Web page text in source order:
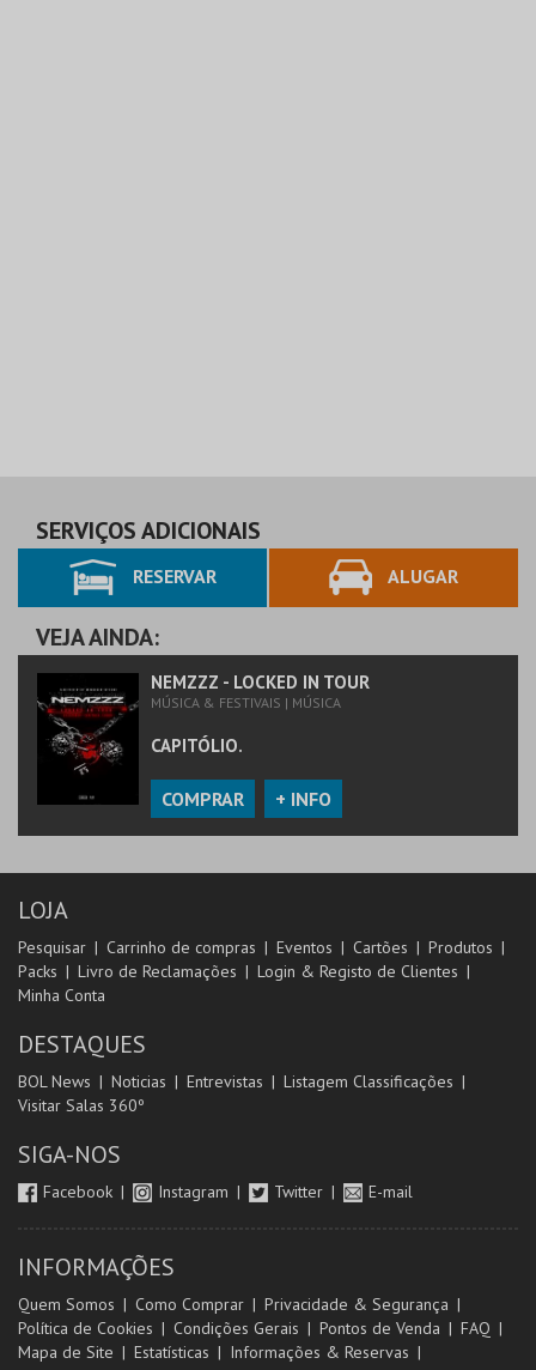
SERVIÇOS ADICIONAIS
RESERVAR ALUGAR
VEJA AINDA:
NEMZZZ - LOCKED IN TOUR
MÚSICA & FESTIVAIS | MÚSICA
CAPITÓLIO.
COMPRAR + INFO
LOJA
Pesquisar Carrinho de compras Eventos Cartões
Produtos
Packs
Livro de Reclamações
Login & Registo de Clientes
Minha Conta
DESTAQUES
BOL News Noticias Entrevistas
Listagem Classificações
Visitar Salas 360º
SIGA-NOS
Facebook Instagram Twitter E-mail
INFORMAÇÕES
Quem Somos Como Comprar
Privacidade & Segurança
Política de Cookies
Condições Gerais Pontos de Venda
FAQ
Mapa de Site
Estatísticas
Informações & Reservas